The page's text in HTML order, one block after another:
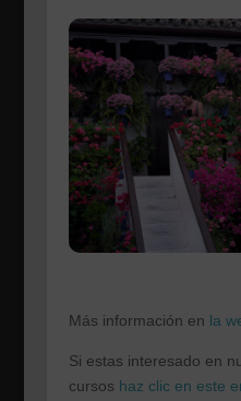
Más información en la
Si estas interesado en
cursos haz clic en este